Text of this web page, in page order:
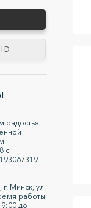
радость».
с
Минск, ул.
работы
9:00 до